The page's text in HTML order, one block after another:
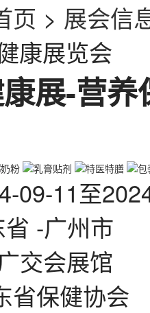
页 > 展会信
康展览会
展-营
09-11至
省 -广州市
交会展馆
省保健协会